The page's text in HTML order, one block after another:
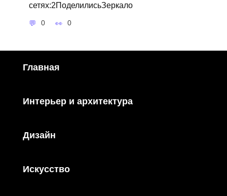
сетях:2ПоделилисьЗеркало
0 0
Главная
Интерьер и архитектура
Дизайн
Искусство